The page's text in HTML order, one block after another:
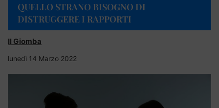
QUELLO STRANO BISOGNO DI
DISTRUGGERE I RAPPORTI
Il Giomba
lunedì 14 Marzo 2022